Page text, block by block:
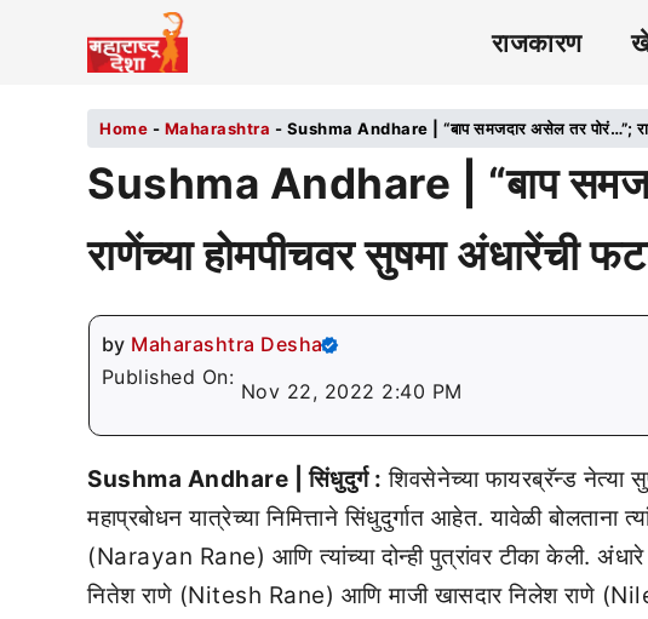
राजकारण
Home - Maharashtra - Sushma Andhare | “बाप समजदार असेल तर पोरं…”;
Sushma Andhare | “बाप
राणेंच्या होमपीचवर सुषमा अंधारेंची
by Maharashtra Desha
Published On:
Nov 22, 2022 2:40 PM
Sushma Andhare | सिंधुदुर्ग : शिवसेनेच्या फायरब्रॅन्ड
महाप्रबोधन यात्रेच्या निमित्ताने सिंधुदुर्गात आहेत. यावेळी बोलताना
(Narayan Rane) आणि त्यांच्या दोन्ही पुत्रांवर टीका केली.
नितेश राणे (Nitesh Rane) आणि माजी खासदार निलेश राणे